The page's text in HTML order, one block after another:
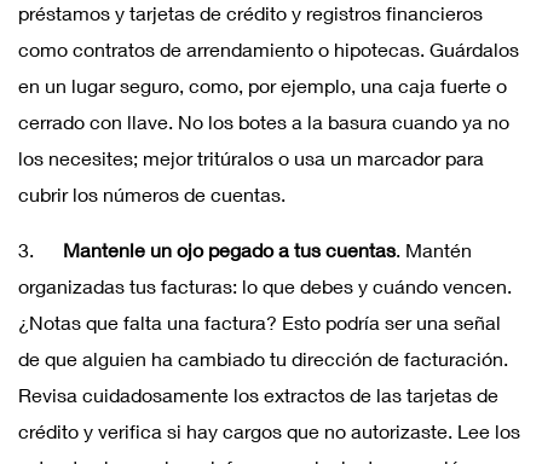
préstamos y tarjetas de crédito y registros financieros
como contratos de arrendamiento o hipotecas. Guárdalos
en un lugar seguro, como, por ejemplo, una caja fuerte o
cerrado con llave. No los botes a la basura cuando ya no
los necesites; mejor tritúralos o usa un marcador para
cubrir los números de cuentas.
3. Mantenle un ojo pegado a tus cuentas. Mantén
organizadas tus facturas: lo que debes y cuándo vencen.
¿Notas que falta una factura? Esto podría ser una señal
de que alguien ha cambiado tu dirección de facturación.
Revisa cuidadosamente los extractos de las tarjetas de
crédito y verifica si hay cargos que no autorizaste. Lee los